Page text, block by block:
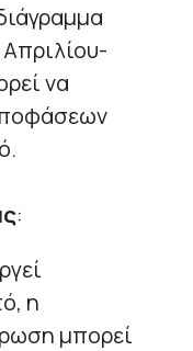
να
:
η
μπορεί